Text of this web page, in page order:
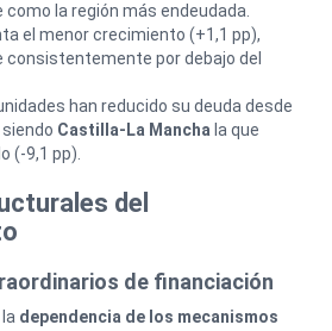
la región más endeudada.
el menor crecimiento (+1,1 pp),
consistentemente por debajo del
han reducido su deuda desde
Castilla-La Mancha la que
(-9,1 pp).
del
de financiación
dependencia de los mecanismos